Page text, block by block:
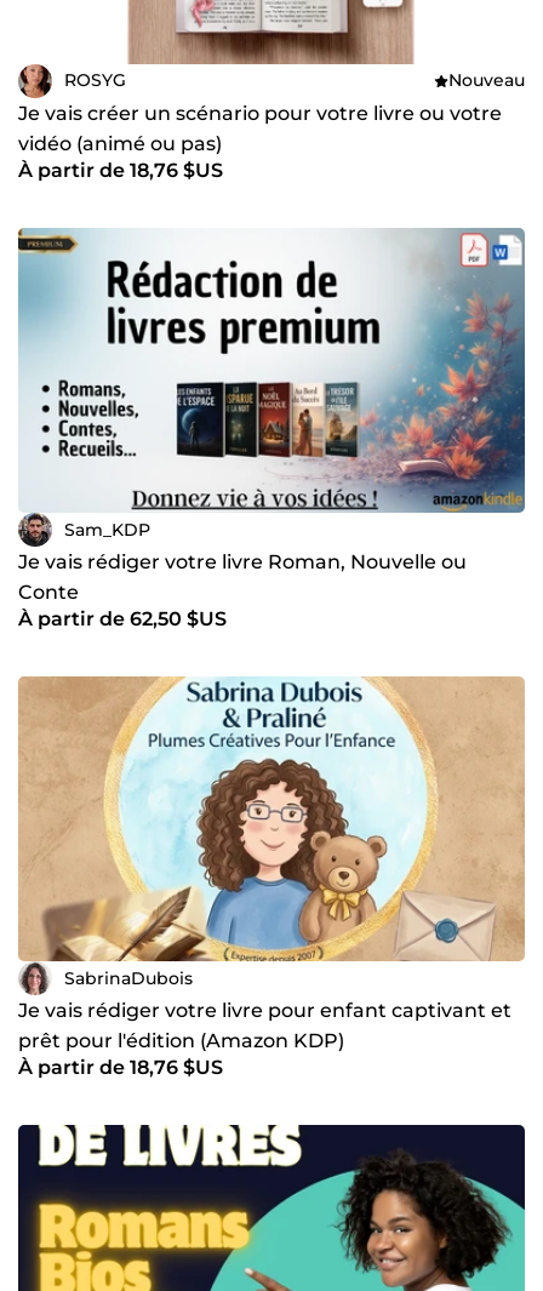
ROSYG Nouveau
Je vais créer un scénario pour votre livre ou votre
vidéo (animé ou pas)
À partir de 18,76 $US
Sam_KDP
Je vais rédiger votre livre Roman, Nouvelle ou
Conte
À partir de 62,50 $US
SabrinaDubois
Je vais rédiger votre livre pour enfant captivant et
prêt pour l'édition (Amazon KDP)
À partir de 18,76 $US